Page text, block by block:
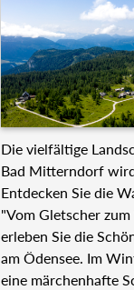
Die vielfältige
Bad Mitterndorf
Entdecken Sie die
"Vom Gletscher
erleben Sie die
am Ödensee. Im
eine märchenhafte